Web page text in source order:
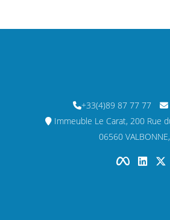
+33(4)89 87 77 77
Immeuble Le Carat, 200 Rue
06560